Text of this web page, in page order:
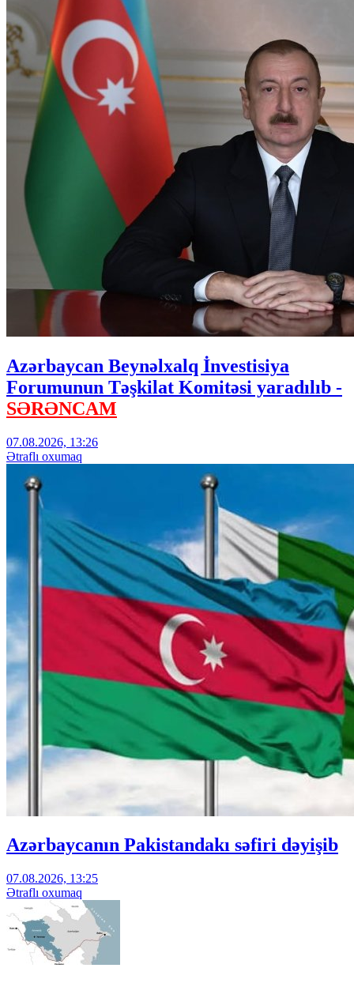
Azərbaycan Beynəlxalq İnvestisiya
Forumunun Təşkilat Komitəsi yaradılıb -
SƏRƏNCAM
07.08.2026, 13:26
Ətraflı oxumaq
Azərbaycanın Pakistandakı səfiri dəyişib
07.08.2026, 13:25
Ətraflı oxumaq